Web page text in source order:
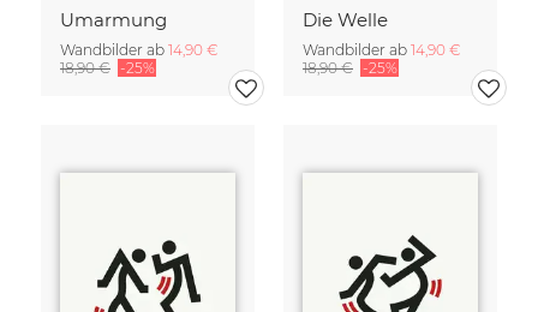
Umarmung
Wandbilder ab 14,90 €
18,90 € -25%
Die Welle
Wandbilder ab 14,90 €
18,90 € -25%